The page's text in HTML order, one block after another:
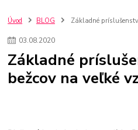
Úvod BLOG Základné
03.08.2020
Základné
bežcov na veľké